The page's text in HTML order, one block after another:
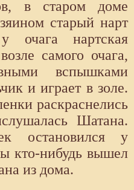
в старом доме
старый нарт
очага нартская
самого очага,
вспышками
и играет в золе.
раскраснелись
Шатана.
остановился у
кто-нибудь вышел
из дома.